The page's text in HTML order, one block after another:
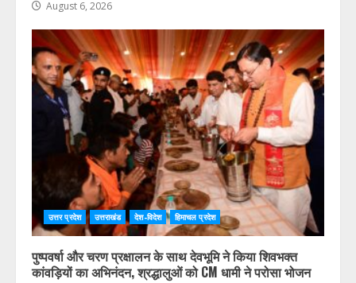
August 6, 2026
उत्तर प्रदेश उत्तराखंड देश-विदेश हिमाचल प्रदेश
पुष्पवर्षा और चरण प्रक्षालन के साथ देवभूमि ने किया शिवभक्त
कांवड़ियों का अभिनंदन, श्रद्धालुओं को CM धामी ने परोसा भोजन